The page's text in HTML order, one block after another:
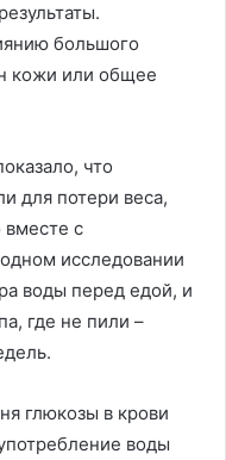
большого
кожи или общее
что
для потери веса,
с
исследовании
воды перед едой, и
где не пили –
глюкозы в крови
воды